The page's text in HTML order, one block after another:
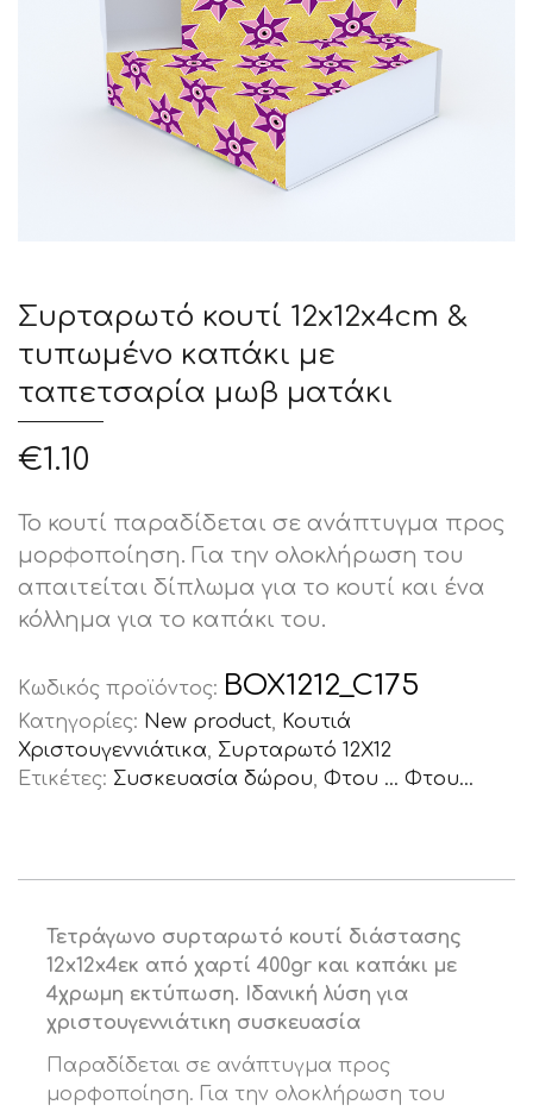
Συρταρωτό κουτί 12x12x4cm &
τυπωμένο καπάκι με
ταπετσαρία μωβ ματάκι
€1.10
Το κουτί παραδίδεται σε ανάπτυγμα προς
μορφοποίηση. Για την ολοκλήρωση του
απαιτείται δίπλωμα για το κουτί και ένα
κόλλημα για το καπάκι του.
Κωδικός προϊόντος: BOX1212_C175
Κατηγορίες: New product, Κουτιά
Χριστουγεννιάτικα, Συρταρωτό 12Χ12
Ετικέτες: Συσκευασία δώρου, Φτου ... Φτου...
Τετράγωνο συρταρωτό κουτί διάστασης
12x12x4εκ από χαρτί 400gr και καπάκι με
4χρωμη εκτύπωση. Ιδανική λύση για
χριστουγεννιάτικη συσκευασία
Παραδίδεται σε ανάπτυγμα προς
μορφοποίηση. Για την ολοκλήρωση του